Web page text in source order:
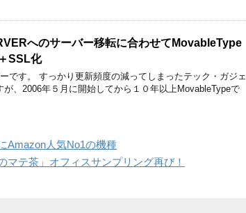
へのサーバー移転に合わせてMovableType
SSL化
です。 すっかり更新頻度の減ってしまったテック・ガジェ
が、2006年５月に開始してから１０年以上MovableTypeで
Amazon人気No1の機種
テ茶」オフィスサンプリング再び！